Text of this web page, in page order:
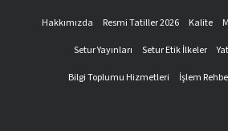
Hakkımızda Resmi Tatiller 2026 Kalite
Setur Yayınları
Setur Etik İlkeler
Bilgi Toplumu Hizmetleri
İşlem